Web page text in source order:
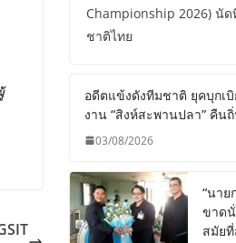
Championship 2026) นั
ชาติไทย
อดีตแข้งดังทีมชาติ ยุคบุกเ
งาน “สิงห์สะพานปลา” คืน
03/08/2026
“นาย
ขาด
สมัยที่